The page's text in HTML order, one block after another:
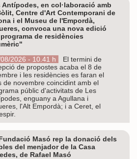
Antípodes, en col·laboració amb
Centre d'Art Contemporani de
i el Museu de l'Empordà,
convoca una nova edició
de residències
2026 - 10.41 h
El termini de
de propostes acaba el 8 de
i les residències es faran el
de novembre coincidint amb el
públic d'activitats de Les
enguany a Agullana i
l'Alt Empordà; i a Ceret, el
Masó rep la donació dels
del menjador de la Casa
de Rafael Masó